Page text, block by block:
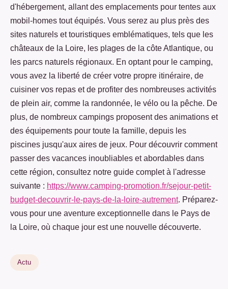
d'hébergement, allant des emplacements pour tentes aux
mobil-homes tout équipés. Vous serez au plus près des
sites naturels et touristiques emblématiques, tels que les
châteaux de la Loire, les plages de la côte Atlantique, ou
les parcs naturels régionaux. En optant pour le camping,
vous avez la liberté de créer votre propre itinéraire, de
cuisiner vos repas et de profiter des nombreuses activités
de plein air, comme la randonnée, le vélo ou la pêche. De
plus, de nombreux campings proposent des animations et
des équipements pour toute la famille, depuis les
piscines jusqu'aux aires de jeux. Pour découvrir comment
passer des vacances inoubliables et abordables dans
cette région, consultez notre guide complet à l'adresse
suivante : https://www.camping-promotion.fr/sejour-petit-
budget-decouvrir-le-pays-de-la-loire-autrement. Préparez-
vous pour une aventure exceptionnelle dans le Pays de
la Loire, où chaque jour est une nouvelle découverte.
Actu